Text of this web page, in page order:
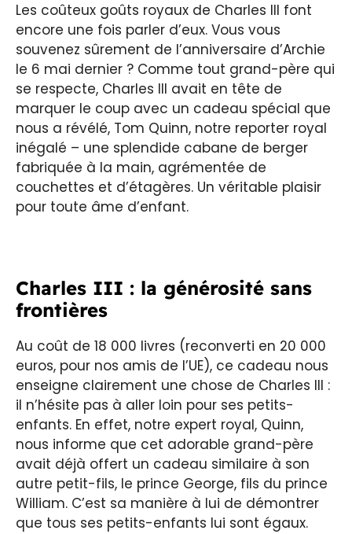
Les coûteux goûts royaux de Charles III font
encore une fois parler d’eux. Vous vous
souvenez sûrement de l’anniversaire d’Archie
le 6 mai dernier ? Comme tout grand-père qui
se respecte, Charles III avait en tête de
marquer le coup avec un cadeau spécial que
nous a révélé, Tom Quinn, notre reporter royal
inégalé – une splendide cabane de berger
fabriquée à la main, agrémentée de
couchettes et d’étagères. Un véritable plaisir
pour toute âme d’enfant.
Charles III : la générosité sans
frontières
Au coût de 18 000 livres (reconverti en 20 000
euros, pour nos amis de l’UE), ce cadeau nous
enseigne clairement une chose de Charles III :
il n’hésite pas à aller loin pour ses petits-
enfants. En effet, notre expert royal, Quinn,
nous informe que cet adorable grand-père
avait déjà offert un cadeau similaire à son
autre petit-fils, le prince George, fils du prince
William. C’est sa manière à lui de démontrer
que tous ses petits-enfants lui sont égaux.